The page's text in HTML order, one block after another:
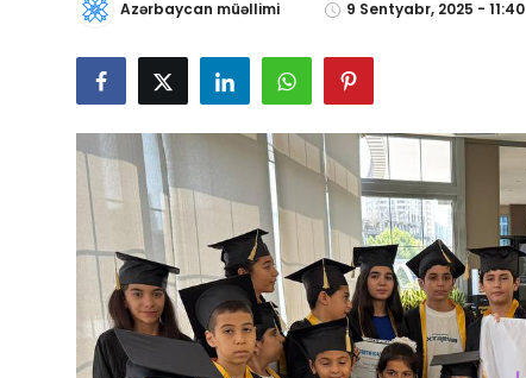
Bütün xəbərlər
Gündəlik
Müsahibə
Elm və innovasiya
Azərbaycan müəllimi 9 Sentyabr, 2025 - 11:40